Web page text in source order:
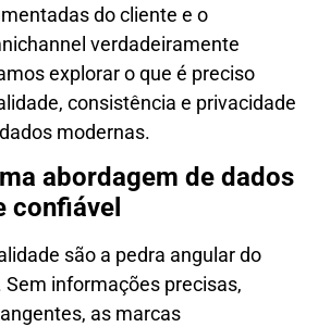
do cliente e o
verdadeiramente
explorar o que é preciso
consistência e privacidade
modernas.
abordagem de dados
confiável
são a pedra angular do
informações precisas,
as marcas